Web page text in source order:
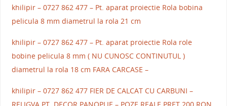
khilipir – 0727 862 477 – Pt. aparat proiectie Rola bobina
pelicula 8 mm diametrul la rola 21 cm
khilipir – 0727 862 477 – Pt. aparat proiectie Rola role
bobine pelicula 8 mm ( NU CUNOSC CONTINUTUL )
diametrul la rola 18 cm FARA CARCASE –
khilipir – 0727 862 477 FIER DE CALCAT CU CARBUNI –